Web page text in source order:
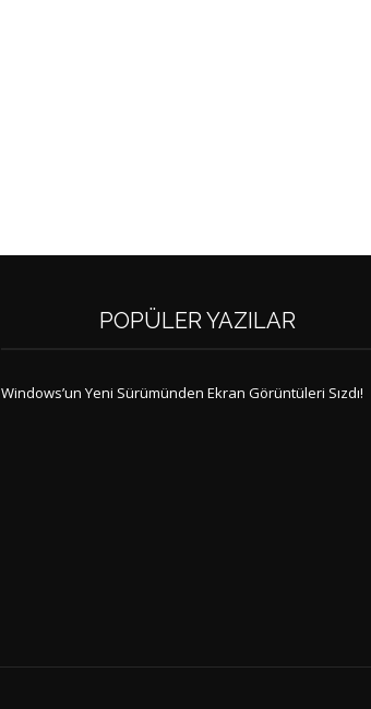
POPÜLER YAZILAR
Windows’un Yeni Sürümünden Ekran Görüntüleri Sızdı!